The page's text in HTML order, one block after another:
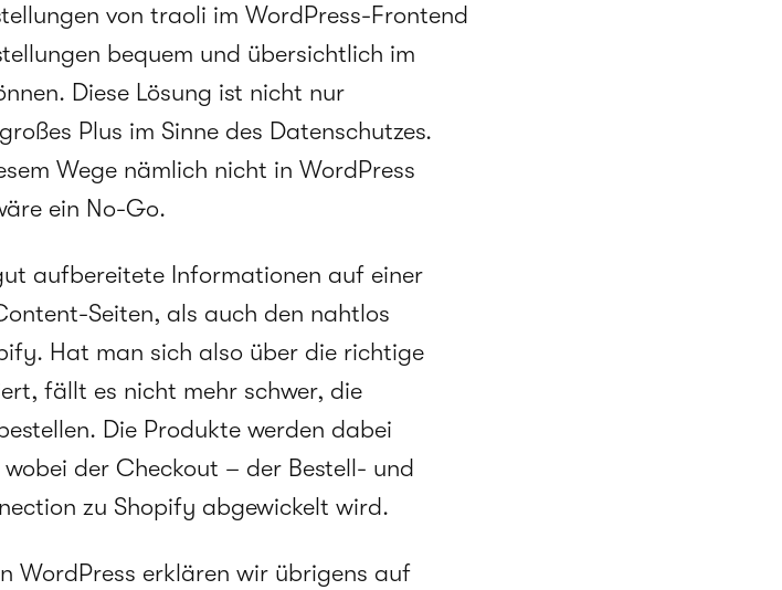
von traoli im WordPress-Frontend
bequem und übersichtlich im
Diese Lösung ist nicht nur
Plus im Sinne des Datenschutzes.
Wege nämlich nicht in WordPress
ein No-Go.
aufbereitete Informationen auf einer
Seiten, als auch den nahtlos
Hat man sich also über die richtige
fällt es nicht mehr schwer, die
Die Produkte werden dabei
der Checkout – der Bestell- und
zu Shopify abgewickelt wird.
WordPress erklären wir übrigens auf